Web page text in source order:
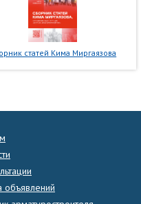
статей Кима Миргаязова
объявлений